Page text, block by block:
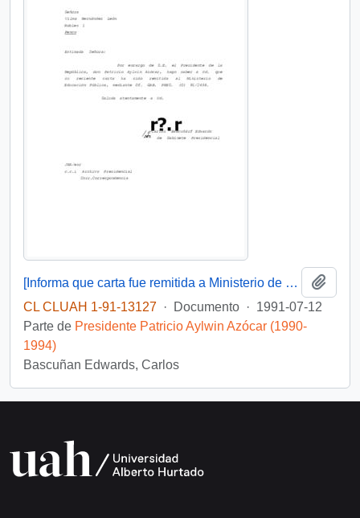
[Informa que carta fue remitida a Ministerio de Educación Pública, mediante Of. GAB. PRES. (0) 91/2438]
CL CLUAH 1-91-13127 · Documento · 1991-07-12
Parte de Presidente Patricio Aylwin Azócar (1990-
1994)
Bascuñan Edwards, Carlos